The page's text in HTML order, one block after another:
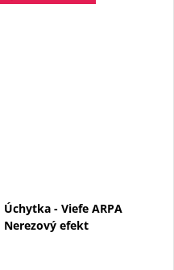
Úchytka - Viefe ARPA
Nerezový efekt